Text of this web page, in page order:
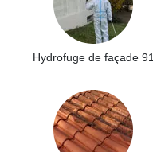
Hydrofuge de façade 91